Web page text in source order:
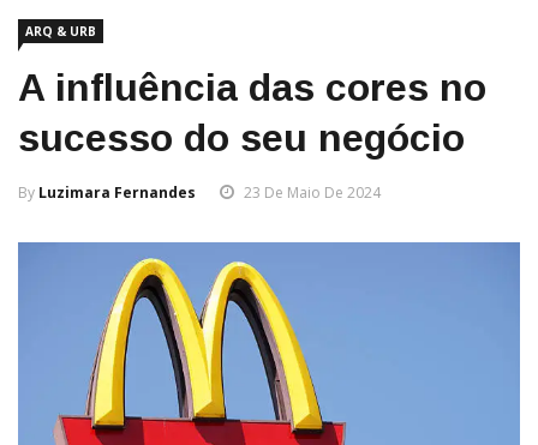
ARQ & URB
A influência das cores no
sucesso do seu negócio
By Luzimara Fernandes 23 De Maio De 2024